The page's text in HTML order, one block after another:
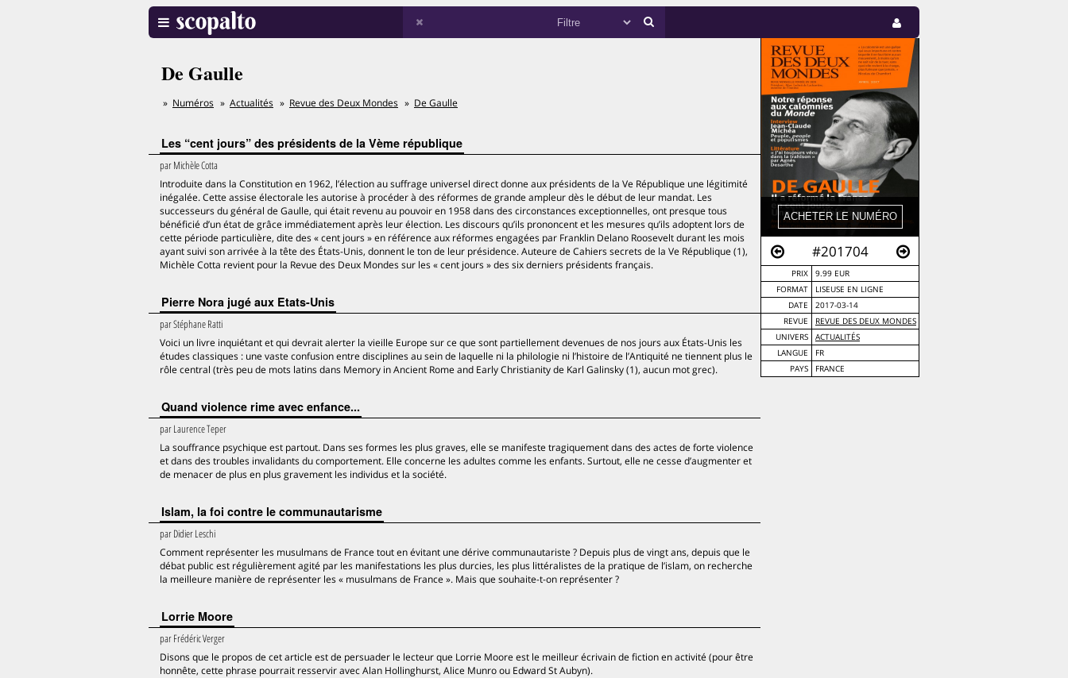
#201704
PRIX
9.99 EUR
FORMAT
LISEUSE EN LIGNE
DATE
2017-03-14
REVUE
REVUE DES DEUX MONDES
UNIVERS
ACTUALITÉS
LANGUE
FR
PAYS
FRANCE
De Gaulle
Numéros Actualités Revue des Deux Mondes De Gaulle
Les “cent jours” des présidents de la Vème république
parMichèle Cotta
Introduite dans la Constitution en 1962, l’élection au suffrage universel direct donne aux présidents de la Ve République une légitimité
inégalée. Cette assise électorale les autorise à procéder à des réformes de grande ampleur dès le début de leur mandat. Les
successeurs du général de Gaulle, qui était revenu au pouvoir en 1958 dans des circonstances exceptionnelles, ont presque tous
bénéficié d’un état de grâce immédiatement après leur élection. Les discours qu’ils prononcent et les mesures qu’ils adoptent lors de
cette période particulière, dite des « cent jours » en référence aux réformes engagées par Franklin Delano Roosevelt durant les mois
ayant suivi son arrivée à la tête des États-Unis, donnent le ton de leur présidence. Auteure de Cahiers secrets de la Ve République (1),
Michèle Cotta revient pour la Revue des Deux Mondes sur les « cent jours » des six derniers présidents français.
Pierre Nora jugé aux Etats-Unis
parStéphane Ratti
Voici un livre inquiétant et qui devrait alerter la vieille Europe sur ce que sont partiellement devenues de nos jours aux États-Unis les
études classiques : une vaste confusion entre disciplines au sein de laquelle ni la philologie ni l’histoire de l’Antiquité ne tiennent plus le
rôle central (très peu de mots latins dans Memory in Ancient Rome and Early Christianity de Karl Galinsky (1), aucun mot grec).
Quand violence rime avec enfance...
parLaurence Teper
La souffrance psychique est partout. Dans ses formes les plus graves, elle se manifeste tragiquement dans des actes de forte violence
et dans des troubles invalidants du comportement. Elle concerne les adultes comme les enfants. Surtout, elle ne cesse d’augmenter et
de menacer de plus en plus gravement les individus et la société.
Islam, la foi contre le communautarisme
parDidier Leschi
Comment représenter les musulmans de France tout en évitant une dérive communautariste ? Depuis plus de vingt ans, depuis que le
débat public est régulièrement agité par les manifestations les plus durcies, les plus littéralistes de la pratique de l’islam, on recherche
la meilleure manière de représenter les « musulmans de France ». Mais que souhaite-t-on représenter ?
Lorrie Moore
parFrédéric Verger
Disons que le propos de cet article est de persuader le lecteur que Lorrie Moore est le meilleur écrivain de fiction en activité (pour être
honnête, cette phrase pourrait resservir avec Alan Hollinghurst, Alice Munro ou Edward St Aubyn).